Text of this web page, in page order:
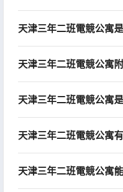
天津三年二班電競公寓
天津三年二班電競公寓
天津三年二班電競公寓
天津三年二班電競公寓
天津三年二班電競公寓